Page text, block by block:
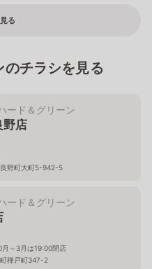
る
のチラシを見る
ード＆グリーン
野店
野町大町5-942-5
ード＆グリーン
3月は19:00閉店
樺戸町347-2